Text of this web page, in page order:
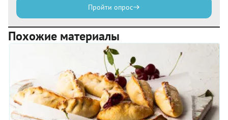
Пройти опрос
Похожие материалы